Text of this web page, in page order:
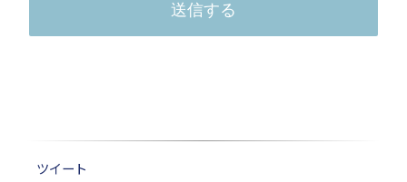
ツイート